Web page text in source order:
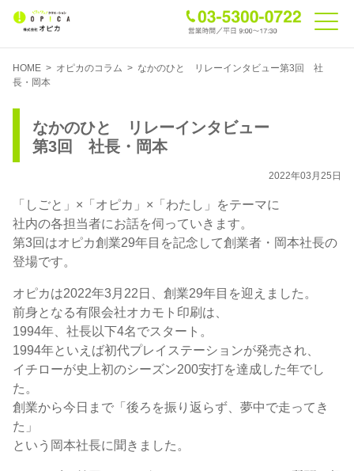
HOME > オピカのコラム > なかのひと リレーインタビュー第3回 社
長・岡本
なかのひと リレーインタビュー
第3回 社長・岡本
2022年03月25日
「しごと」×「オピカ」×「わたし」をテーマに
社内の各担当者にお話を伺っていきます。
第3回はオピカ創業29年目を記念して創業者・岡本社長の
登場です。
オピカは2022年3月22日、創業29年目を迎えました。
前身となる有限会社オカモト印刷は、
1994年、社長以下4名でスタート。
1994年といえば初代プレイステーションが発売され、
イチローが史上初のシーズン200安打を達成した年でし
た。
創業から今日まで「後ろを振り返らず、夢中で走ってき
た」
という岡本社長に聞きました。